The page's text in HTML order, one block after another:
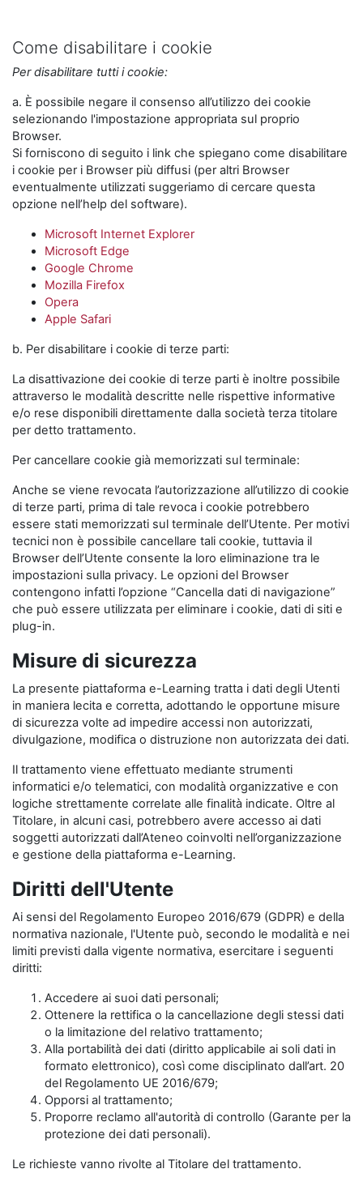
Come disabilitare i cookie
Per disabilitare tutti i cookie:
a. È possibile negare il consenso all’utilizzo dei cookie
selezionando l'impostazione appropriata sul proprio
Browser.
Si forniscono di seguito i link che spiegano come disabilitare
i cookie per i Browser più diffusi (per altri Browser
eventualmente utilizzati suggeriamo di cercare questa
opzione nell’help del software).
Microsoft Internet Explorer
Microsoft Edge
Google Chrome
Mozilla Firefox
Opera
Apple Safari
b. Per disabilitare i cookie di terze parti:
La disattivazione dei cookie di terze parti è inoltre possibile
attraverso le modalità descritte nelle rispettive informative
e/o rese disponibili direttamente dalla società terza titolare
per detto trattamento.
Per cancellare cookie già memorizzati sul terminale:
Anche se viene revocata l’autorizzazione all’utilizzo di cookie
di terze parti, prima di tale revoca i cookie potrebbero
essere stati memorizzati sul terminale dell’Utente. Per motivi
tecnici non è possibile cancellare tali cookie, tuttavia il
Browser dell’Utente consente la loro eliminazione tra le
impostazioni sulla privacy. Le opzioni del Browser
contengono infatti l’opzione “Cancella dati di navigazione”
che può essere utilizzata per eliminare i cookie, dati di siti e
plug-in.
Misure di sicurezza
La presente piattaforma e-Learning tratta i dati degli Utenti
in maniera lecita e corretta, adottando le opportune misure
di sicurezza volte ad impedire accessi non autorizzati,
divulgazione, modifica o distruzione non autorizzata dei dati.
Il trattamento viene effettuato mediante strumenti
informatici e/o telematici, con modalità organizzative e con
logiche strettamente correlate alle finalità indicate. Oltre al
Titolare, in alcuni casi, potrebbero avere accesso ai dati
soggetti autorizzati dall’Ateneo coinvolti nell’organizzazione
e gestione della piattaforma e-Learning.
Diritti dell'Utente
Ai sensi del Regolamento Europeo 2016/679 (GDPR) e della
normativa nazionale, l'Utente può, secondo le modalità e nei
limiti previsti dalla vigente normativa, esercitare i seguenti
diritti:
Accedere ai suoi dati personali;
Ottenere la rettifica o la cancellazione degli stessi dati
o la limitazione del relativo trattamento;
Alla portabilità dei dati (diritto applicabile ai soli dati in
formato elettronico), così come disciplinato dall’art. 20
del Regolamento UE 2016/679;
Opporsi al trattamento;
Proporre reclamo all'autorità di controllo (Garante per la
protezione dei dati personali).
Le richieste vanno rivolte al Titolare del trattamento.